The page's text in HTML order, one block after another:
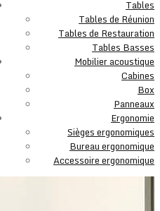
Tables
Tables de Réunion
Tables de Restauration
Tables Basses
Mobilier acoustique
Cabines
Box
Panneaux
Ergonomie
Sièges ergonomiques
Bureau ergonomique
Accessoire ergonomique